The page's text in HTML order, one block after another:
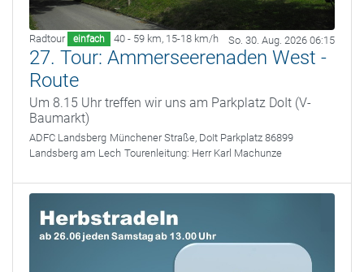
Radtour einfach 40 - 59 km, 15-18 km/h So. 30. Aug. 2026 06:15
27. Tour: Ammerseerenaden West -
Route
Um 8.15 Uhr treffen wir uns am Parkplatz DoIt (V-
Baumarkt)
ADFC Landsberg Münchener Straße, DoIt Parkplatz 86899
Landsberg am Lech Tourenleitung: Herr Karl Machunze